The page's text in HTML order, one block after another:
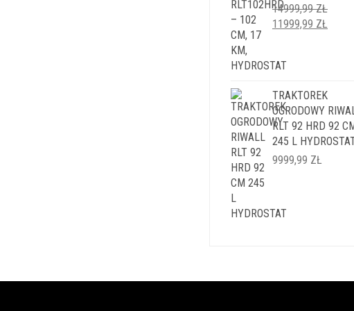
14999,99ZŁ
PIERWOTNA
14999,99 ZŁ.
11999,99 ZŁ
TRAKTOREK
OGRODOWY
RLT 92 HRD 92
245 L
9999,99 ZŁ